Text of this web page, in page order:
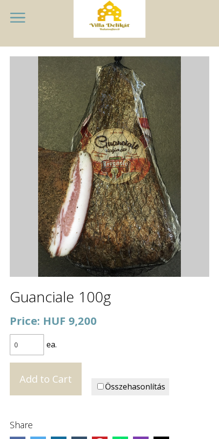
Guanciale 100g
Price: HUF 9,200
ea.
Összehasonlítás
Share